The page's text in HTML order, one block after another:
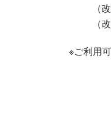
（
（
※ご利用